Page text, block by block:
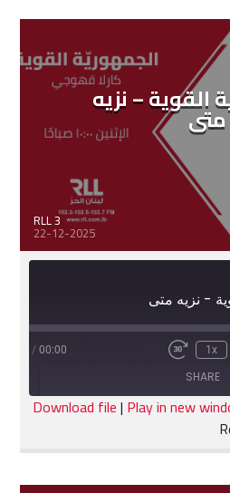
القوية – نزيه
متى
RLL 3
22-12-2025
- نزيه متى
1x
Fast
seconds
00:00
/
SHARE
Download file| Play in new